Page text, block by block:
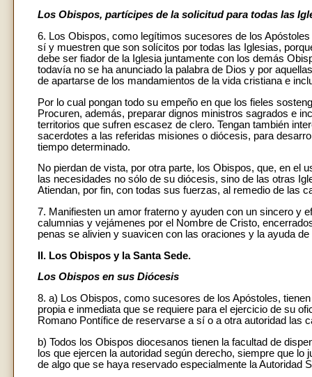
Los Obispos, partícipes de la solicitud para todas las
6. Los Obispos, como legítimos sucesores de los
sí y muestren que son solícitos por todas las Iglesias,
debe ser fiador de la Iglesia juntamente con los demás
todavía no se ha anunciado la palabra de Dios y por
de apartarse de los mandamientos de la vida cristiana e
Por lo cual pongan todo su empeño en que los fieles
Procuren, además, preparar dignos ministros sagrados e
territorios que sufren escasez de clero. Tengan también
sacerdotes a las referidas misiones o diócesis, para
tiempo determinado.
No pierdan de vista, por otra parte, los Obispos, que, en el
las necesidades no sólo de su diócesis, sino de las otras
Atiendan, por fin, con todas sus fuerzas, al remedio de las
7. Manifiesten un amor fraterno y ayuden con un sincero y
calumnias y vejámenes por el Nombre de Cristo,
penas se alivien y suavicen con las oraciones y la ayuda
II. Los Obispos y la Santa Sede.
Los Obispos en sus Diócesis
8. a) Los Obispos, como sucesores de los Apóstoles,
propia e inmediata que se requiere para el ejercicio de su
Romano Pontífice de reservarse a sí o a otra autoridad las
b) Todos los Obispos diocesanos tienen la facultad de
los que ejercen la autoridad según derecho, siempre que
de algo que se haya reservado especialmente la Autoridad